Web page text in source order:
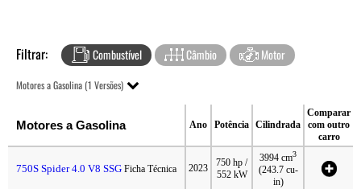
Filtrar: Combustível Câmbio Motor
Motores a Gasolina (1 Versões)
Motores a Gasolina Ano Potência Cilindrada
Comparar
com outro
carro
750S Spider 4.0 V8 SSG Ficha Técnica 2023
750 hp /
552 kW
3994 cm3
(243.7 cu-
in)